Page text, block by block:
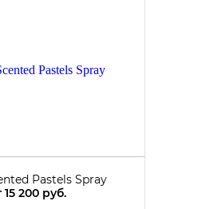
Pastels Spray
15 200 руб.